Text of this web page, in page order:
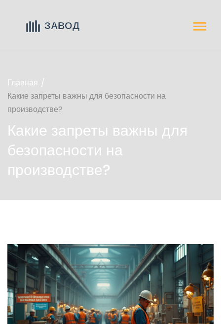
Главная
Какие запреты важны для безопасности на
производстве?
Какие запреты важны для
безопасности на
производстве?